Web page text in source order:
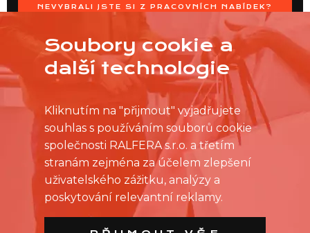
NEVYBRALI JSTE SI Z PRACOVNÍCH NABÍDEK?
OSLOVTE PRODEJNU PŘÍMO S VAŠIMI ČASOVÝMI
MOŽNOSTMI
Soubory cookie a
další technologie
Kliknutím na "přijmout" vyjadřujete
souhlas s používáním souborů cookie
společnosti RALFERA s.r.o. a třetím
stranám zejména za účelem zlepšení
uživatelského zážitku, analýzy a
poskytování relevantní reklamy.